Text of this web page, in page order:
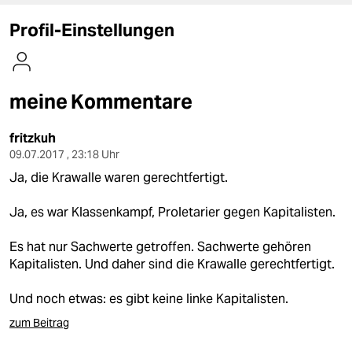
kultur
sport
berlin
nord
wahrheit
verlag
verlag
Profil-Einstellungen
meine Kommentare
fritzkuh
09.07.2017 , 23:18 Uhr
Ja, die Krawalle waren gerechtfertigt.
Ja, es war Klassenkampf, Proletarier gegen Kapitalisten.
Es hat nur Sachwerte getroffen. Sachwerte gehören
Kapitalisten. Und daher sind die Krawalle gerechtfertigt.
Und noch etwas: es gibt keine linke Kapitalisten.
zum Beitrag